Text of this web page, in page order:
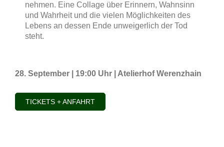
nehmen. Eine Collage über Erinnern, Wahnsinn
und Wahrheit und die vielen Möglichkeiten des
Lebens an dessen Ende unweigerlich der Tod
steht.
28. September | 19:00 Uhr | Atelierhof Werenzhain
TICKETS + ANFAHRT